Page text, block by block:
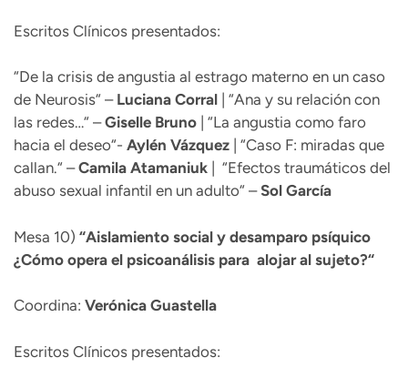
Escritos Clínicos presentados:
“De la crisis de angustia al estrago materno en un caso
de Neurosis“ – Luciana Corral | “Ana y su relación con
las redes…“ –Giselle Bruno | “La angustia como faro
hacia el deseo“- Aylén Vázquez | “Caso F: miradas que
callan.“ –Camila Atamaniuk
| “Efectos traumáticos del
abuso sexual infantil en un adulto“ –Sol García
Mesa 10) “Aislamiento social y desamparo psíquico
¿Cómo opera el psicoanálisis para alojar al sujeto?“
Coordina: Verónica Guastella
Escritos Clínicos presentados: